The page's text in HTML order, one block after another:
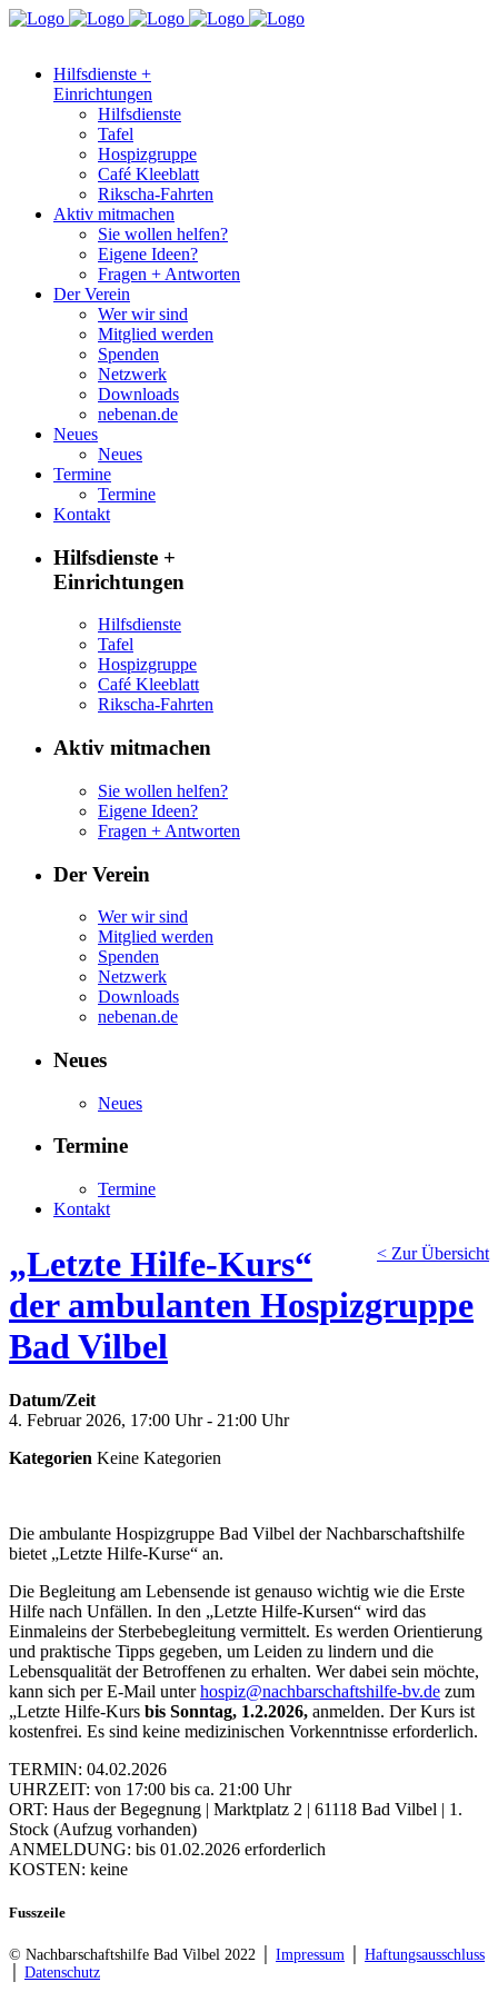
Hilfsdienste +
Einrichtungen
Hilfsdienste
Tafel
Hospizgruppe
Café Kleeblatt
Rikscha-Fahrten
Aktiv mitmachen
Sie wollen helfen?
Eigene Ideen?
Fragen + Antworten
Der Verein
Wer wir sind
Mitglied werden
Spenden
Netzwerk
Downloads
nebenan.de
Neues
Neues
Termine
Termine
Kontakt
Hilfsdienste +
Einrichtungen
Hilfsdienste
Tafel
Hospizgruppe
Café Kleeblatt
Rikscha-Fahrten
Aktiv mitmachen
Sie wollen helfen?
Eigene Ideen?
Fragen + Antworten
Der Verein
Wer wir sind
Mitglied werden
Spenden
Netzwerk
Downloads
nebenan.de
Neues
Neues
Termine
Termine
Kontakt
< Zur Übersicht
„Letzte Hilfe-Kurs“
der ambulanten Hospizgruppe
Bad Vilbel
Datum/Zeit
4. Februar 2026, 17:00 Uhr - 21:00 Uhr
Kategorien Keine Kategorien
Die ambulante Hospizgruppe Bad Vilbel der Nachbarschaftshilfe
bietet „Letzte Hilfe-Kurse“ an.
Die Begleitung am Lebensende ist genauso wichtig wie die Erste
Hilfe nach Unfällen. In den „Letzte Hilfe-Kursen“ wird das
Einmaleins der Sterbebegleitung vermittelt. Es werden Orientierung
und praktische Tipps gegeben, um Leiden zu lindern und die
Lebensqualität der Betroffenen zu erhalten. Wer dabei sein möchte,
kann sich per E-Mail unterhospiz@nachbarschaftshilfe-bv.de zum
„Letzte Hilfe-Kurs bis Sonntag, 1.2.2026, anmelden. Der Kurs ist
kostenfrei. Es sind keine medizinischen Vorkenntnisse erforderlich.
TERMIN: 04.02.2026
UHRZEIT: von 17:00 bis ca. 21:00 Uhr
ORT: Haus der Begegnung | Marktplatz 2 | 61118 Bad Vilbel | 1.
Stock (Aufzug vorhanden)
ANMELDUNG: bis 01.02.2026 erforderlich
KOSTEN: keine
Fusszeile
© Nachbarschaftshilfe Bad Vilbel 2022 │ Impressum
Haftungsausschluss
Datenschutz